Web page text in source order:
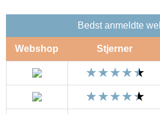
Bedst anmeldte
Webshop Stjerner